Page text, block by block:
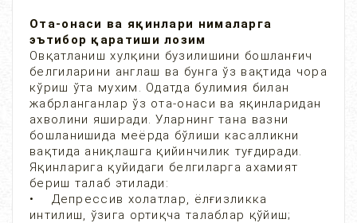
Ота-онаси ва яқинлари нималарга
эътибор қаратиши лозим
Овқатланиш хулқини бузилишини бошланғич
белгиларини англаш ва бунга ўз вақтида чора
кўриш ўта мухим. Одатда булимия билан
жабрланганлар ўз ота-онаси ва яқинларидан
ахволини яширади. Уларнинг тана вазни
бошланишида меёрда бўлиши касалликни
вақтида аниқлашга қийинчилик туғдиради.
Яқинларига қуйидаги белгиларга ахамият
бериш талаб этилади:
• Депрессив холатлар, ёлғизликка
интилиш, ўзига ортиқча талаблар қўйиш;